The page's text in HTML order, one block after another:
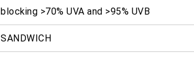
blocking >70% UVA and >95% UVB
SANDWICH